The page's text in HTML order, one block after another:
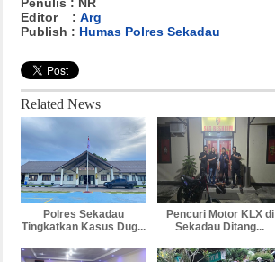
Editor : Arg
Publish : Humas Polres Sekadau
Related News
Polres Sekadau
Tingkatkan Kasus Dug...
Pencuri Motor KLX di
Sekadau Ditang...